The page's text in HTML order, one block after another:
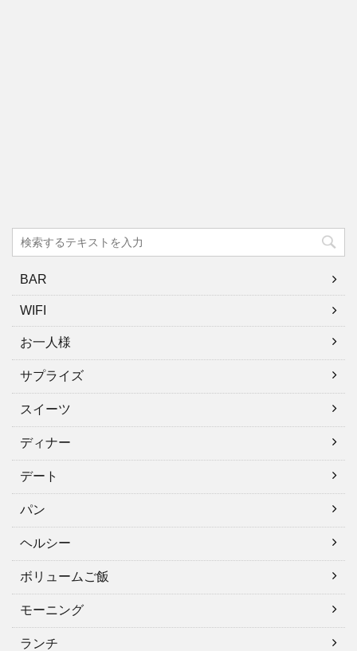
BAR
WIFI
お一人様
サプライズ
スイーツ
ディナー
デート
パン
ヘルシー
ボリュームご飯
モーニング
ランチ